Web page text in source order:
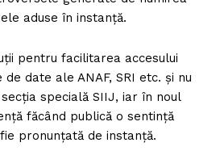
aduse în instanță.
pentru facilitarea accesului
date ale ANAF, SRI etc. și nu
specială SIIJ, iar în noul
făcând publică o sentință
pronunțată de instanță.